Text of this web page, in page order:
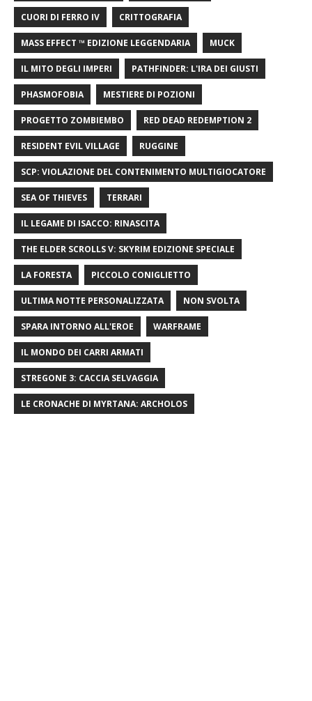
CUORI DI FERRO IV CRITTOGRAFIA
MASS EFFECT ™ EDIZIONE LEGGENDARIA MUCK
IL MITO DEGLI IMPERI PATHFINDER: L'IRA DEI GIUSTI
PHASMOFOBIA MESTIERE DI POZIONI
PROGETTO ZOMBIEMBO RED DEAD REDEMPTION 2
RESIDENT EVIL VILLAGE RUGGINE
SCP: VIOLAZIONE DEL CONTENIMENTO MULTIGIOCATORE
SEA OF ​​THIEVES TERRARI
IL LEGAME DI ISACCO: RINASCITA
THE ELDER SCROLLS V: SKYRIM EDIZIONE SPECIALE
LA FORESTA PICCOLO CONIGLIETTO
ULTIMA NOTTE PERSONALIZZATA NON SVOLTA
SPARA INTORNO ALL'EROE WARFRAME
IL MONDO DEI CARRI ARMATI
STREGONE 3: CACCIA SELVAGGIA
LE CRONACHE DI MYRTANA: ARCHOLOS